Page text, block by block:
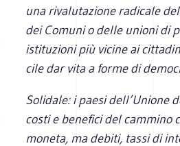
una riva­lu­ta­zione radi­cale
dei Comuni o delle unioni di
isti­tu­zioni più vicine ai
cile dar vita a forme di
Soli­dale: i paesi dell’Unione
costi e bene­fici del cam­mino
moneta, ma debiti, tassi di